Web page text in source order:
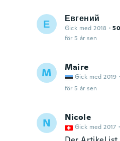
Е Евгений
Gick med 2018 ·
för 5 år sen
M Maire
Gick med 2019 ·
för 5 år sen
N Nicole
Gick med 2017 ·